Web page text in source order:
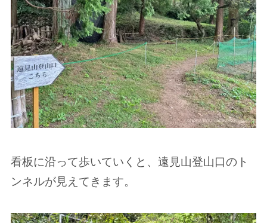
看板に沿って歩いていくと、遠見山登山口のト
ンネルが見えてきます。